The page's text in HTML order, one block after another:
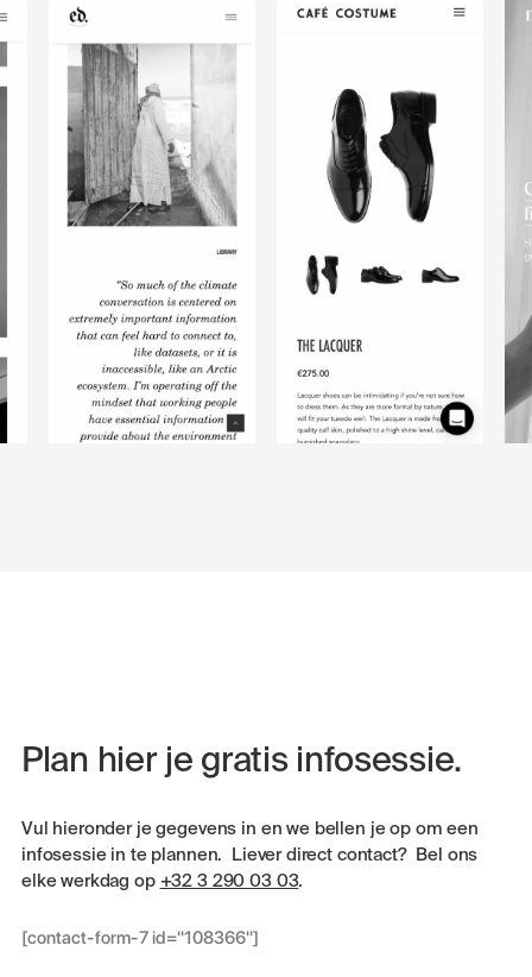
Plan hier je gratis infosessie.
Vul hieronder je gegevens in en we bellen je op om een
infosessie in te plannen. Liever direct contact? Bel ons
elke werkdag op +32 3 290 03 03.
[contact-form-7 id="108366"]